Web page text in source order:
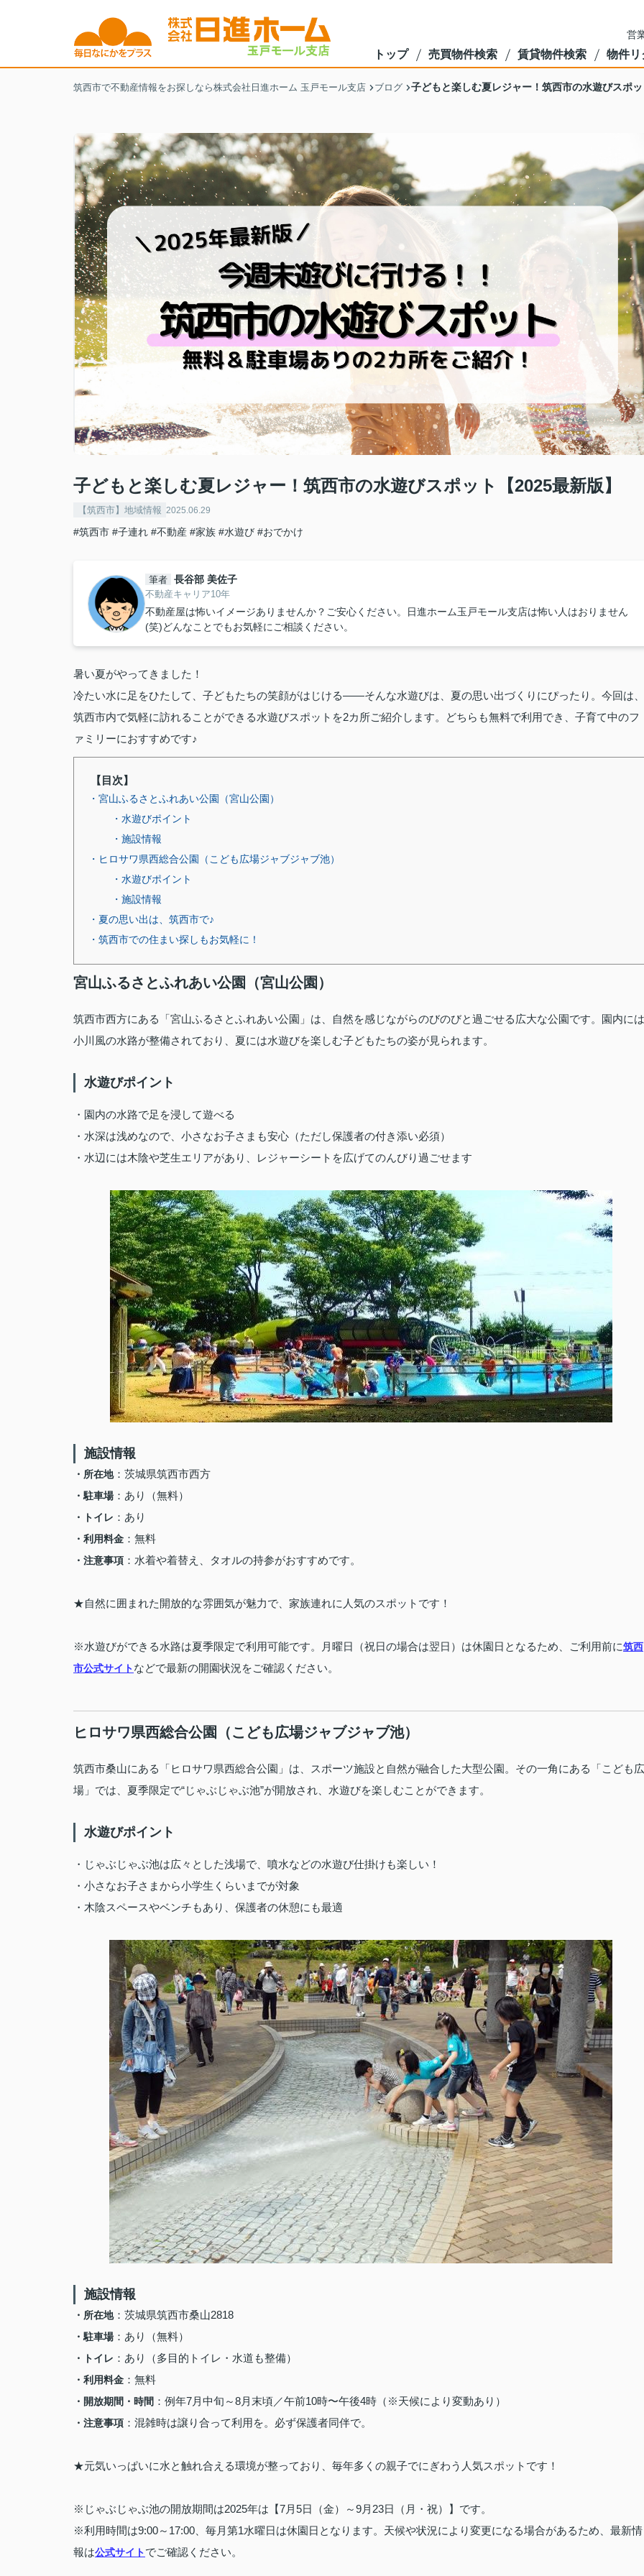
営
トップ 売買物件検索 賃貸物件検索 物件リ
筑西市で不動産情報をお探しなら株式会社日進ホーム 玉戸モール支店 ブログ 子どもと楽しむ夏レジャー！筑西市の水遊びスポ
子どもと楽しむ夏レジャー！筑西市の水遊びスポット【2025最新版】
【筑西市】地域情報 2025.06.29
#筑西市 #子連れ #不動産 #家族 #水遊び #おでかけ
筆者 長谷部 美佐子
不動産キャリア10年
不動産屋は怖いイメージありませんか？ご安心ください。日進ホーム玉戸モール支店は怖い人はおりません
(笑)どんなことでもお気軽にご相談ください。
暑い夏がやってきました！
冷たい水に足をひたして、子どもたちの笑顔がはじける――そんな水遊びは、夏の思い出づくりにぴったり。今回は、
筑西市内で気軽に訪れることができる水遊びスポットを2カ所ご紹介します。どちらも無料で利用でき、子育て中のフ
ァミリーにおすすめです♪
【目次】
・宮山ふるさとふれあい公園（宮山公園）
・水遊びポイント
・施設情報
・ヒロサワ県西総合公園（こども広場ジャブジャブ池）
・水遊びポイント
・施設情報
・夏の思い出は、筑西市で♪
・筑西市での住まい探しもお気軽に！
宮山ふるさとふれあい公園（宮山公園）
筑西市西方にある「宮山ふるさとふれあい公園」は、自然を感じながらのびのびと過ごせる広大な公園です。園内には
小川風の水路が整備されており、夏には水遊びを楽しむ子どもたちの姿が見られます。
水遊びポイント
・園内の水路で足を浸して遊べる
・水深は浅めなので、小さなお子さまも安心（ただし保護者の付き添い必須）
・水辺には木陰や芝生エリアがあり、レジャーシートを広げてのんびり過ごせます
施設情報
・所在地：茨城県筑西市西方
・駐車場：あり（無料）
・トイレ ：あり
・利用料金 ：無料
・注意事項 ：水着や着替え、タオルの持参がおすすめです。
★自然に囲まれた開放的な雰囲気が魅力で、家族連れに人気のスポットです！
※水遊びができる水路は夏季限定で利用可能です。月曜日（祝日の場合は翌日）は休園日となるため、ご利用前に筑西
市公式サイトなどで最新の開園状況をご確認ください。
ヒロサワ県西総合公園（こども広場ジャブジャブ池）
筑西市桑山にある「ヒロサワ県西総合公園」は、スポーツ施設と自然が融合した大型公園。その一角にある「こども広
場」では、夏季限定で“じゃぶじゃぶ池”が開放され、水遊びを楽しむことができます。
水遊びポイント
・じゃぶじゃぶ池は広々とした浅場で、噴水などの水遊び仕掛けも楽しい！
・小さなお子さまから小学生くらいまでが対象
・木陰スペースやベンチもあり、保護者の休憩にも最適
施設情報
・所在地：茨城県筑西市桑山2818
・駐車場：あり（無料）
・トイレ ：あり（多目的トイレ・水道も整備）
・利用料金 ：無料
・開放期間・時間 ：例年7月中旬～8月末頃／午前10時〜午後4時（※天候により変動あり）
・注意事項 ：混雑時は譲り合って利用を。必ず保護者同伴で。
★元気いっぱいに水と触れ合える環境が整っており、毎年多くの親子でにぎわう人気スポットです！
※じゃぶじゃぶ池の開放期間は2025年は【7月5日（金）～9月23日（月・祝）】です。
※利用時間は9:00～17:00、毎月第1水曜日は休園日となります。天候や状況により変更になる場合があるため、最新情
報は公式サイトでご確認ください。